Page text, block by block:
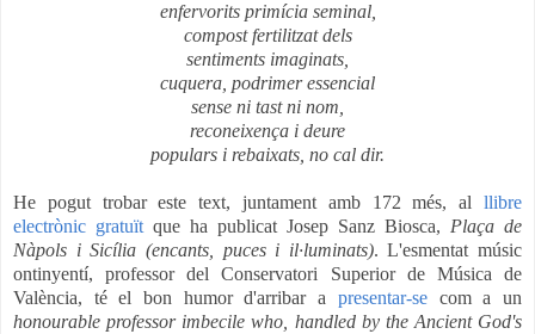
enfervorits primícia seminal,
compost fertilitzat dels
sentiments imaginats,
cuquera, podrimer essencial
sense ni tast ni nom,
reconeixença i deure
populars i rebaixats, no cal dir.
He pogut trobar este text, juntament amb 172 més, al llibre
electrònic gratuïtque ha publicat Josep Sanz Biosca, Plaça de
Nàpols i Sicília (encants, puces i il·luminats). L'esmentat músic
ontinyentí, professor del Conservatori Superior de Música de
València, té el bon humor d'arribar a presentar-secom a un
honourable professor imbecile who, handled by the Ancient God's